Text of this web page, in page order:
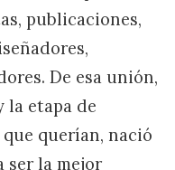
publicaciones,
De esa unión,
la etapa de
querían, nació
ser la mejor